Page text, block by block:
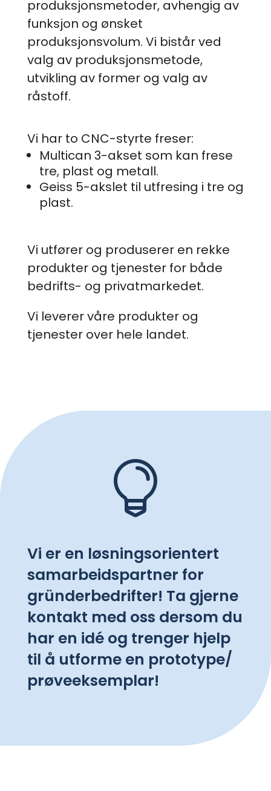
produksjonsmetoder, avhengig av
funksjon og ønsket
produksjonsvolum. Vi bistår ved
valg av produksjonsmetode,
utvikling av former og valg av
råstoff.
Vi har to CNC-styrte freser:
Multican 3-akset som kan frese
tre, plast og metall.
Geiss 5-akslet til utfresing i tre og
plast.
Vi utfører og produserer en rekke
produkter og tjenester for både
bedrifts- og privatmarkedet.
Vi leverer våre produkter og
tjenester over hele landet.

Vi er en løsningsorientert
samarbeidspartner for
gründerbedrifter! Ta gjerne
kontakt med oss dersom du
har en idé og trenger hjelp
til å utforme en prototype/
prøveeksemplar!